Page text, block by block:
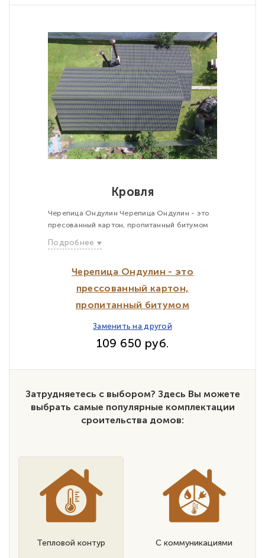
Кровля
Черепица Ондулин Черепица Ондулин - это
пресованный картон, пропитанный битумом
Подробнее
Черепица Ондулин - это
прессованный картон,
пропитанный битумом
Заменить на другой
109 650 руб.
Затрудняетесь с выбором? Здесь Вы можете
выбрать самые популярные комплектации
сроительства домов:
Тепловой контур С коммуникациями